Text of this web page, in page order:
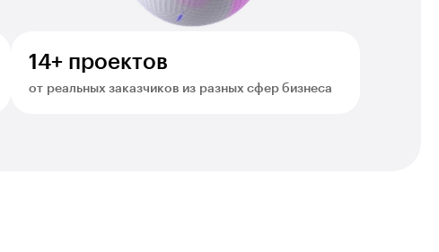
14+ проектов
от реальных заказчиков из разных сфер бизнеса